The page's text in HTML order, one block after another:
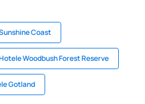
Coast
Woodbush Forest Reserve
Gotland